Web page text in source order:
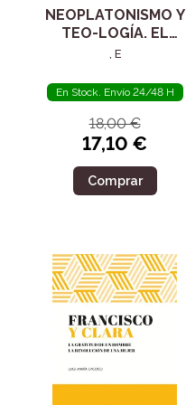
NEOPLATONISMO Y
TEO-LOGÍA. EL
SIGLO IV
, E
En Stock. Envío 24/48 H
18,00 €
17,10 €
Comprar